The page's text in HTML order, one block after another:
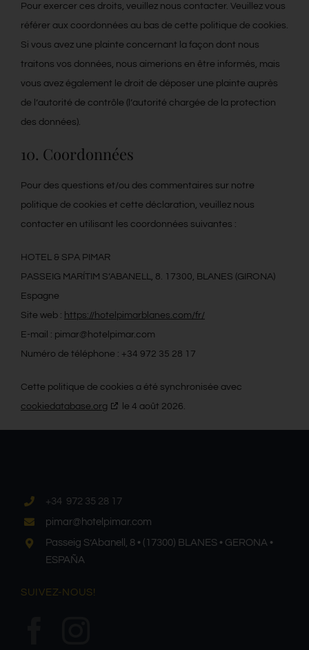
Pour exercer ces droits, veuillez nous contacter. Veuillez vous
référer aux coordonnées au bas de cette politique de cookies.
Si vous avez une plainte concernant la façon dont nous
traitons vos données, nous aimerions en être informés, mais
vous avez également le droit de déposer une plainte auprès
de l’autorité de contrôle (l’autorité chargée de la protection
des données).
10. Coordonnées
Pour des questions et/ou des commentaires sur notre
politique de cookies et cette déclaration, veuillez nous
contacter en utilisant les coordonnées suivantes :
HOTEL & SPA PIMAR
PASSEIG MARÍTIM S’ABANELL, 8. 17300, BLANES (GIRONA)
Espagne
Site web : https://hotelpimarblanes.com/fr/
E-mail : pimar@ hotelpimar.com
Numéro de téléphone : +34 972 35 28 17
Cette politique de cookies a été synchronisée avec
cookiedatabase.org
le 4 août 2026.
+34 972 35 28 17
pimar@hotelpimar.com
Passeig S’Abanell, 8 • (17300) BLANES • GERONA •
ESPAÑA
SUIVEZ-NOUS!